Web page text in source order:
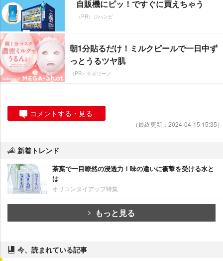
自販機にピッ！ですぐに買えちゃう
（PR）ジハンピ
朝1分貼るだけ！ミルクピールで一日中ず
っとうるツヤ肌
（PR）サボリーノ
コメントする・見る
（最終更新：2024-04-15 15:35）
新着トレンド
茶葉で一目瞭然の浸透力！味の違いに衝撃を受ける水と
は
オリコンタイアップ特集
もっと見る
今、読まれている記事